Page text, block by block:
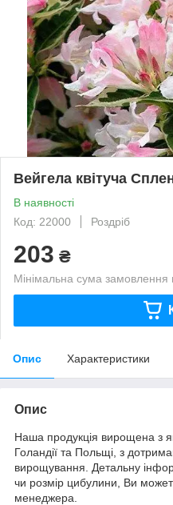
Вейгела квітуча
В наявності
Код: 22000
Роздріб
203 ₴
Мінімальна сума
Опис Характеристики
Опис
Наша продукція вирощена з
Голандії та Польщі, з
вирощування. Детальну
чи розмір цибулини, Ви
менеджера.